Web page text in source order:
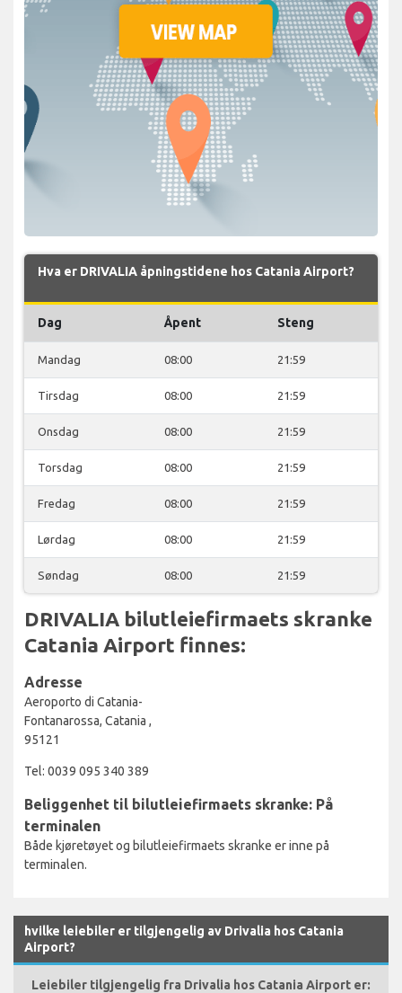
Hva er DRIVALIA åpningstidene hos Catania Airport?
Dag Åpent Steng
Mandag 08:00 21:59
Tirsdag 08:00 21:59
Onsdag 08:00 21:59
Torsdag 08:00 21:59
Fredag 08:00 21:59
Lørdag 08:00 21:59
Søndag 08:00 21:59
DRIVALIA bilutleiefirmaets skranke
Catania Airport finnes:
Adresse
Aeroporto di Catania-
Fontanarossa, Catania ,
95121
Tel: 0039 095 340 389
Beliggenhet til bilutleiefirmaets skranke: På
terminalen
Både kjøretøyet og bilutleiefirmaets skranke er inne på
terminalen.
hvilke leiebiler er tilgjengelig av Drivalia hos Catania
Airport?
Leiebiler tilgjengelig fra Drivalia hos Catania Airport er: